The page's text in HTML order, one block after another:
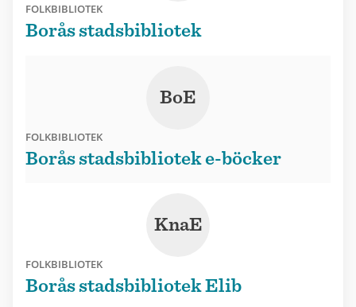
FOLKBIBLIOTEK
Borås stadsbibliotek
BoE
FOLKBIBLIOTEK
Borås stadsbibliotek e-böcker
KnaE
FOLKBIBLIOTEK
Borås stadsbibliotek Elib